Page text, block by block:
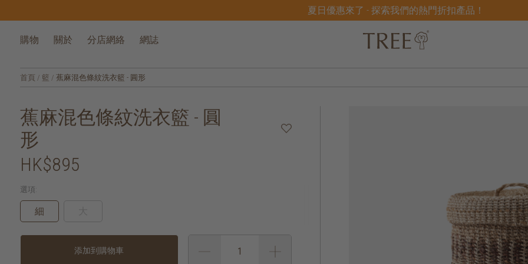
夏日優惠來了 - 探索我們的熱門折扣產品！
購物 關於 分店網絡 網誌
首頁 / 籃 / 蕉麻混色條紋洗衣籃 - 圓形
蕉麻混色條紋洗衣籃 - 圓
形
HK$895
選項:
細
添加到購物車